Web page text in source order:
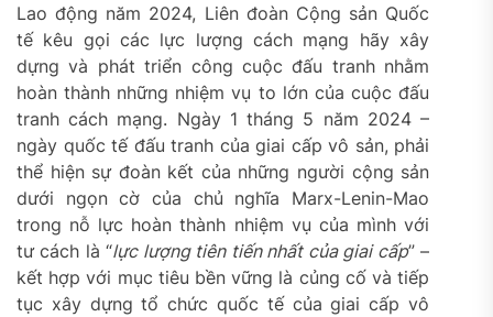
Lao động năm 2024, Liên đoàn Cộng sản Quốc
tế kêu gọi các lực lượng cách mạng hãy xây
dựng và phát triển công cuộc đấu tranh nhằm
hoàn thành những nhiệm vụ to lớn của cuộc đấu
tranh cách mạng. Ngày 1 tháng 5 năm 2024 –
ngày quốc tế đấu tranh của giai cấp vô sản, phải
thể hiện sự đoàn kết của những người cộng sản
dưới ngọn cờ của chủ nghĩa Marx-Lenin-Mao
trong nỗ lực hoàn thành nhiệm vụ của mình với
tư cách là “lực lượng tiên tiến nhất của giai cấp” –
kết hợp với mục tiêu bền vững là củng cố và tiếp
tục xây dựng tổ chức quốc tế của giai cấp vô